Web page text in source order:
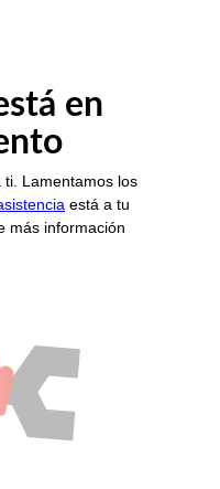
en
ti. Lamentamos los
está a tu
más información